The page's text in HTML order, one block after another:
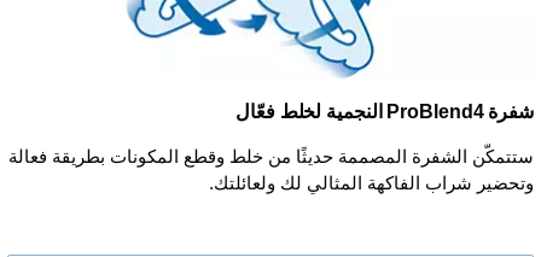
شفرة ProBlend4 النجمية لخلط فعّال
ستتمكّن الشفرة المصممة حديثًا من خلط وقطع المكونات بطريقة فعالة
وتحضير شراب الفاكهة المثالي لك ولعائلتك.